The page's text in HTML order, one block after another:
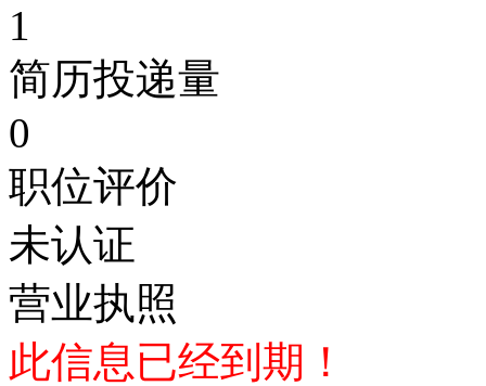
1
简历投递量
0
职位评价
未认证
营业执照
此信息已经到期！